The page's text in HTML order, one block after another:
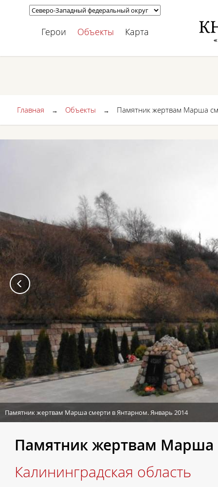
Герои Объекты Карта
Главная → Объекты → Памятник жертвам Марша
Памятник жертвам Марша смерти в Янтарном. Январь 2014
Памятник жертвам Марша
Калининградская область